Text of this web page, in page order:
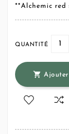
**Alchemic red
QUANTITÉ
